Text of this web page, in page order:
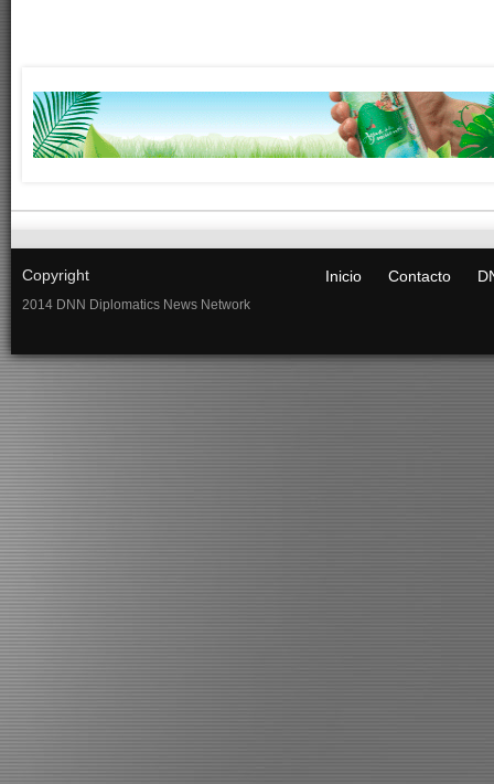
Copyright
2014 DNN Diplomatics News Network
Inicio Contacto